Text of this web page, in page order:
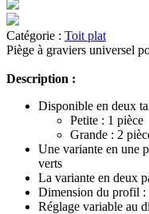
Catégorie : Toit plat
Piège à graviers universel
Description :
Disponible en deux
Petite : 1 pièce
Grande : 2
Une variante en une
verts
La variante en deux
Dimension du profil
Réglage variable au